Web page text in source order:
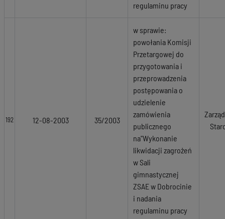
regulaminu pracy
192 12-08-2003 35/2003
w sprawie:
powołania Komisji
Przetargowej do
przygotowania i
przeprowadzenia
postępowania o
udzielenie
zamówienia
publicznego
na"Wykonanie
likwidacji zagrożeń
w Sali
gimnastycznej
ZSAE w Dobrocinie
i nadania
regulaminu pracy